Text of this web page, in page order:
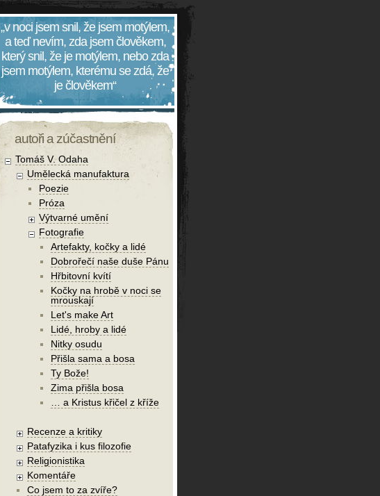
„v noci jsem snil, že jsem motýlem,
a teď nevím, zda jsem člověkem,
který snil, že je motýlem, nebo zda
jsem motýlem, kterému se zdá, že
je člověkem“
autoři a zúčastnění
Tomáš V. Odaha
Umělecká manufaktura
Poezie
Próza
Výtvarné umění
Fotografie
Artefakty, kočky a lidé
Dobrořečí naše duše Pánu
Hřbitovní kvítí
Kočky na hrobě v noci se
mrouskají
Let's make Art
Lidé, hroby a lidé
Nitky osudu
Přišla sama a bosa
Ty Bože!
Zima přišla bosa
… a Kristus křičel z kříže
Recenze a kritiky
Patafyzika i kus filozofie
Religionistika
Komentáře
Co jsem to za zvíře?